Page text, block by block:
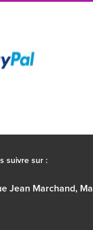
suivre sur :
Jean Marchand,